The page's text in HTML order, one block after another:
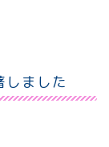
ました